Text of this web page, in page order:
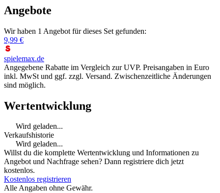
Angebote
Wir haben 1 Angebot für dieses Set gefunden:
9,99 €
spielemax.de
Angegebene Rabatte im Vergleich zur UVP. Preisangaben in Euro
inkl. MwSt und ggf. zzgl. Versand. Zwischenzeitliche Änderungen
sind möglich.
Wertentwicklung
Wird geladen...
Verkaufshistorie
Wird geladen...
Willst du die komplette Wertentwicklung und Informationen zu
Angebot und Nachfrage sehen? Dann registriere dich jetzt
kostenlos.
Kostenlos registrieren
Alle Angaben ohne Gewähr.